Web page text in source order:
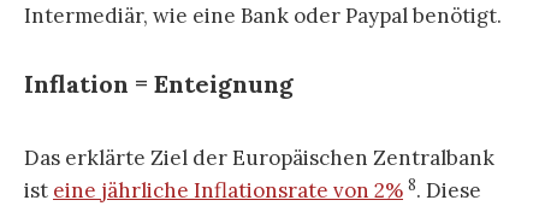
Intermediär, wie eine Bank oder Paypal benötigt.
Inflation = Enteignung
Das erklärte Ziel der Europäischen Zentralbank
ist eine jährliche Inflationsrate von 2% 8. Diese